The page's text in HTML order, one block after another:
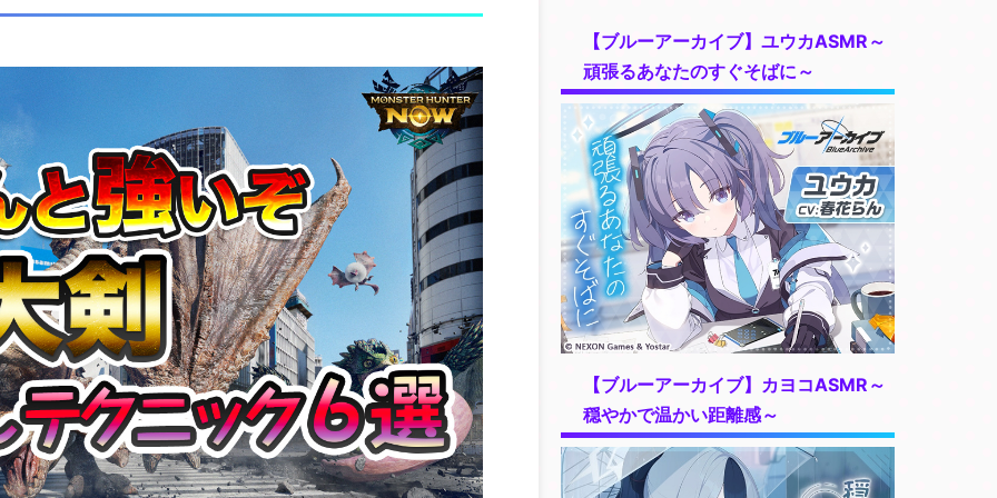
【ブルーアーカイブ】ユウカASMR～
頑張るあなたのすぐそばに～
【ブルーアーカイブ】カヨコASMR～
穏やかで温かい距離感～